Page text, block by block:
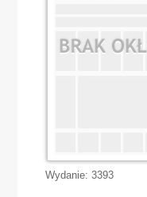
Wydanie: 3393